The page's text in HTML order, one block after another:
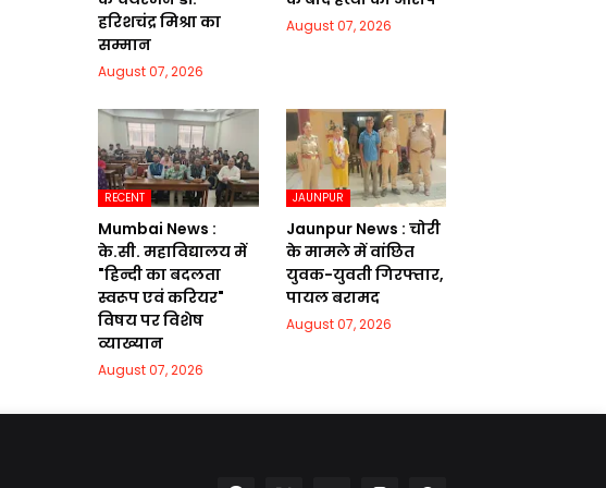
हरिशचंद्र मिश्रा का
सम्मान
August 07, 2026
August 07, 2026
RECENT
Mumbai News :
के.सी. महाविद्यालय में
"हिन्दी का बदलता
स्वरूप एवं करियर"
विषय पर विशेष
व्याख्यान
August 07, 2026
JAUNPUR
Jaunpur News : चोरी
के मामले में वांछित
युवक-युवती गिरफ्तार,
पायल बरामद
August 07, 2026